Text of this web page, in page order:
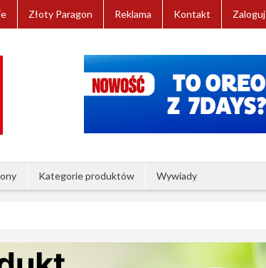
Złoty Paragon Reklama Kontakt Zaloguj
Kategorie produktów Wywiady